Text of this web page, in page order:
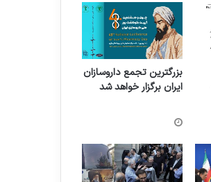
بزرگترین تجمع داروسازان
ایران برگزار خواهد شد